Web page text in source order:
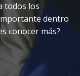
todos los
dentro
conocer más?